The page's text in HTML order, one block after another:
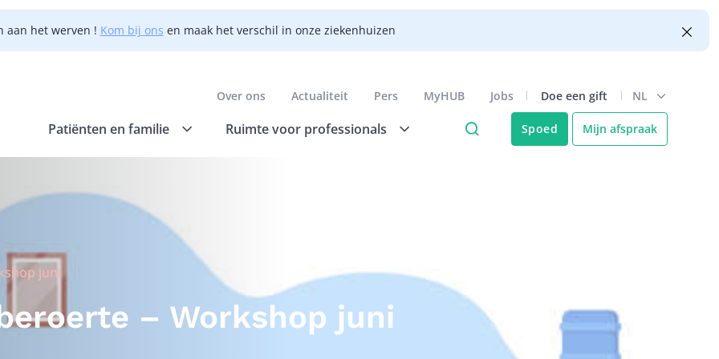
aan het werven ! Kom bij ons en maak het verschil in onze ziekenhuizen
Over ons Actualiteit Pers MyHUB Jobs Doe een gift NL
Patiënten en familie Ruimte voor professionals Spoed Mijn afspraak
juni
– Workshop juni